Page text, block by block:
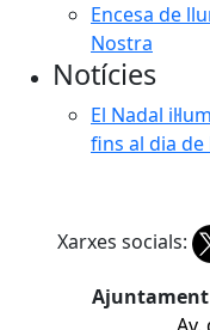
Encesa de
Nostra
Notícies
El Nadal
fins al dia de
Xarxes socials:
Ajuntament